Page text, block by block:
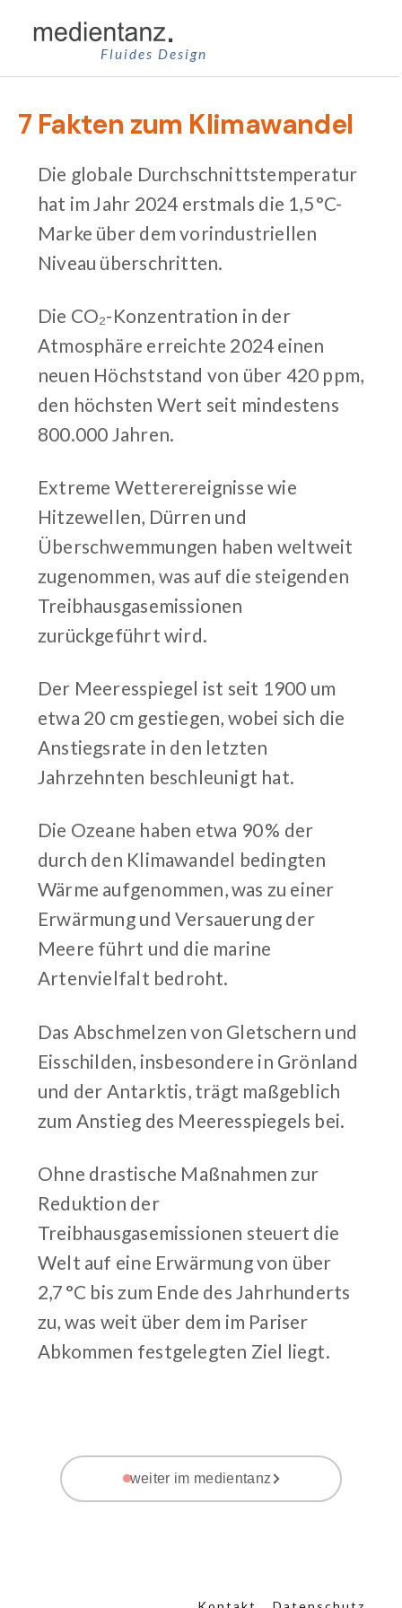
Inhalt
springen
Fluides Design
7 Fakten zum Klimawandel
Die globale Durchschnittstemperatur
hat im Jahr 2024 erstmals die 1,5 °C-
Marke über dem vorindustriellen
Niveau überschritten.
Die CO₂-Konzentration in der
Atmosphäre erreichte 2024 einen
neuen Höchststand von über 420 ppm,
den höchsten Wert seit mindestens
800.000 Jahren.
Extreme Wetterereignisse wie
Hitzewellen, Dürren und
Überschwemmungen haben weltweit
zugenommen, was auf die steigenden
Treibhausgasemissionen
zurückgeführt wird.
Der Meeresspiegel ist seit 1900 um
etwa 20 cm gestiegen, wobei sich die
Anstiegsrate in den letzten
Jahrzehnten beschleunigt hat.
Die Ozeane haben etwa 90 % der
durch den Klimawandel bedingten
Wärme aufgenommen, was zu einer
Erwärmung und Versauerung der
Meere führt und die marine
Artenvielfalt bedroht.
Das Abschmelzen von Gletschern und
Eisschilden, insbesondere in Grönland
und der Antarktis, trägt maßgeblich
zum Anstieg des Meeresspiegels bei.
Ohne drastische Maßnahmen zur
Reduktion der
Treibhausgasemissionen steuert die
Welt auf eine Erwärmung von über
2,7 °C bis zum Ende des Jahrhunderts
zu, was weit über dem im Pariser
Abkommen festgelegten Ziel liegt.
weiter im medientanz